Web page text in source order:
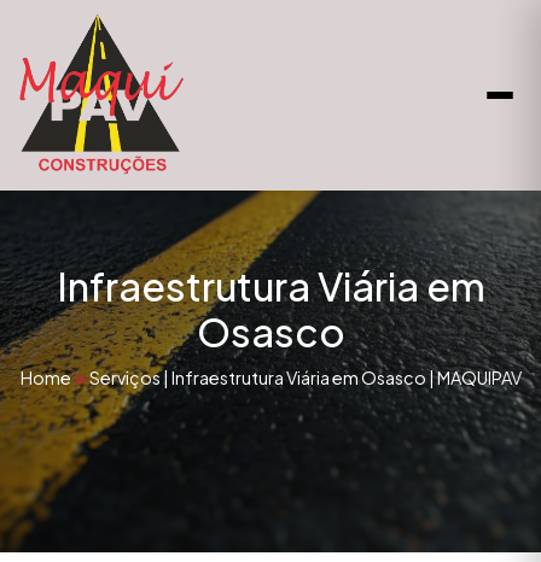
Infraestrutura Viária em
Osasco
Home Serviços| Infraestrutura Viária em Osasco | MAQUIPAV